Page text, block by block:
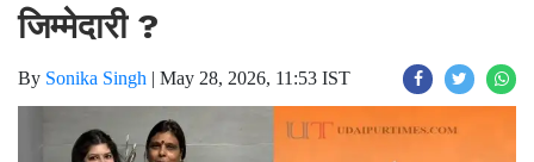
जिम्मेदारी ?
By Sonika Singh | May 28, 2026, 11:53 IST